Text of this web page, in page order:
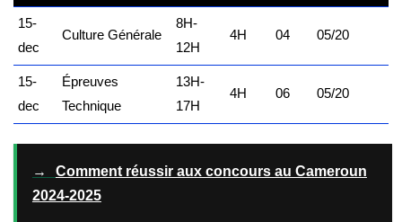
15-
dec
Culture Générale
8H-
12H
4H 04 05/20
15-
dec
Épreuves
Technique
13H-
17H
4H 06 05/20
→
Comment réussir aux concours au Cameroun
2024-2025